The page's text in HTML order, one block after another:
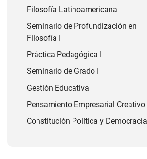
Filosofía Latinoamericana
Seminario de Profundización en
Filosofía I
Práctica Pedagógica I
Seminario de Grado I
Gestión Educativa
Pensamiento Empresarial Creativo
Constitución Política y Democracia